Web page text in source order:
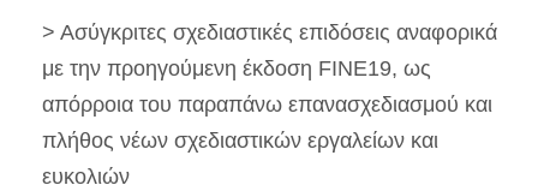
> Ασύγκριτες σχεδιαστικές επιδόσεις αναφορικά
με την προηγούμενη έκδοση FINE19, ως
απόρροια του παραπάνω επανασχεδιασμού και
πλήθος νέων σχεδιαστικών εργαλείων και
ευκολιών